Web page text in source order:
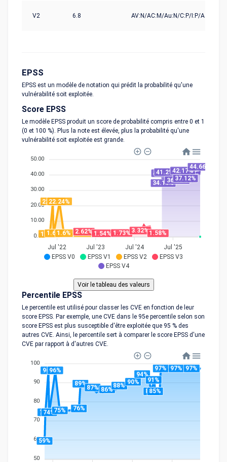
V2 6.8 AV:N/AC:M/Au:N/C:P/I:P/A:P
EPSS
EPSS est un modèle de notation qui prédit la probabilité qu'une
vulnérabilité soit exploitée.
Score EPSS
Le modèle EPSS produit un score de probabilité compris entre 0 et 1
(0 et 100 %). Plus la note est élevée, plus la probabilité qu'une
vulnérabilité soit exploitée est grande.
EPSS V0 EPSS V1 EPSS V2
EPSS V3
EPSS V4
50.00
40.00
30.00
20.00
10.00
0.001.16%
22.24%
1.6%
22.24%
1.6% 1.6%
2.62% 1.54% 1.73%3.32%1.58%
40.5%
34.11%
41.2%
36.02%
42.17%
37.12%
44.66%
Jul '22 Jul '23 Jul '24 Jul '25
Percentile EPSS
Le percentile est utilisé pour classer les CVE en fonction de leur
score EPSS. Par exemple, une CVE dans le 95e percentile selon son
score EPSS est plus susceptible d'être exploitée que 95 % des
autres CVE. Ainsi, le percentile sert à comparer le score EPSS d'une
CVE par rapport à d'autres CVE.
100
90
80
70
60
50
59%
74%
96%
74%
96%
75% 76%
89%
87% 86%
88%
90%
94%
85%
91%
85%
97% 97% 97%